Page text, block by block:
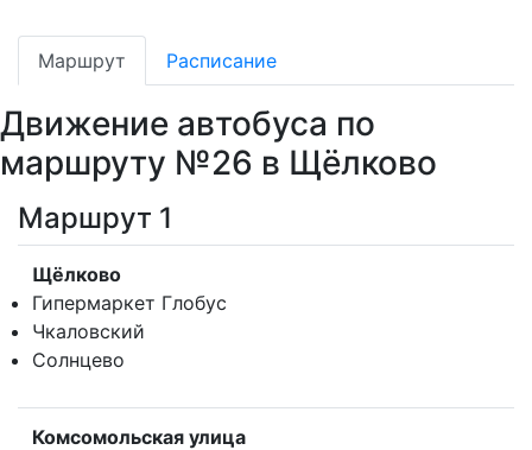
Маршрут Расписание
Движение автобуса по
маршруту №26 в Щёлково
Маршрут 1
Щёлково
Гипермаркет Глобус
Чкаловский
Солнцево
Комсомольская улица